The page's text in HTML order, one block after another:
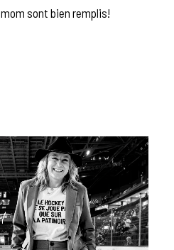
sont bien remplis!